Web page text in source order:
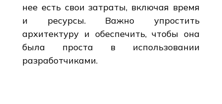
нее есть свои затраты, включая время
и ресурсы. Важно упростить
архитектуру и обеспечить, чтобы она
была проста в использовании
разработчиками.